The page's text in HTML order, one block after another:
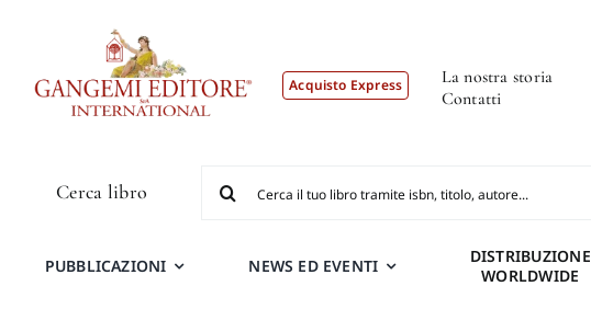
Acquisto Express
La nostra storia
Contatti
Cerca libro
per:
PUBBLICAZIONI NEWS ED EVENTI
DISTRIBUZIONE
WORLDWIDE